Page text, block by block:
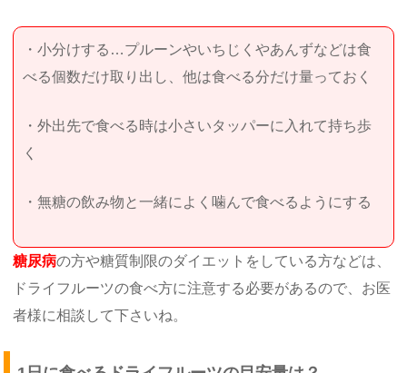
・小分けする…プルーンやいちじくやあんずなどは食
べる個数だけ取り出し、他は食べる分だけ量っておく
・外出先で食べる時は小さいタッパーに入れて持ち歩
く
・無糖の飲み物と一緒によく噛んで食べるようにする
糖尿病の方や糖質制限のダイエットをしている方などは、
ドライフルーツの食べ方に注意する必要があるので、お医
者様に相談して下さいね。